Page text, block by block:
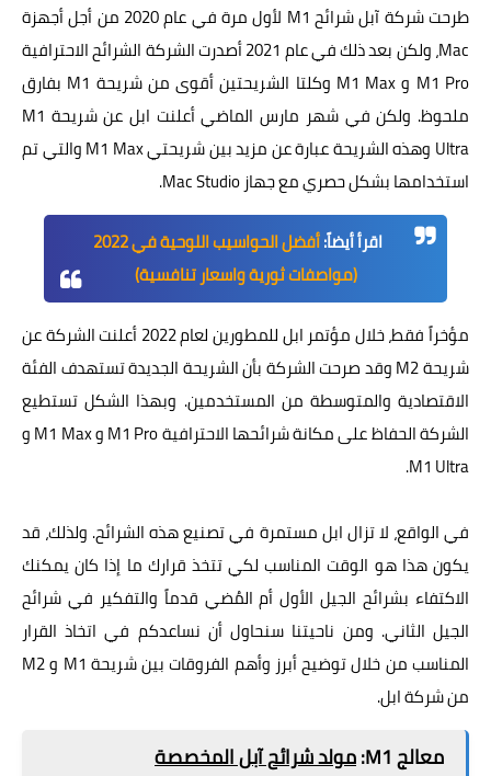
طرحت شركة آبل شرائح M1 لأول مرة في عام 2020 من أجل أجهزة
Mac، ولكن بعد ذلك في عام 2021 أصدرت الشركة الشرائح الاحترافية
M1 Pro و M1 Max وكلتا الشريحتين أقوى من شريحة M1 بفارق
ملحوظ. ولكن في شهر مارس الماضي أعلنت ابل عن شريحة M1
Ultra وهذه الشريحة عبارة عن مزيد بين شريحتي M1 Max والتي تم
استخدامها بشكل حصري مع جهاز Mac Studio.
اقرأ أيضاً:
أفضل الحواسيب اللوحية في 2022
(مواصفات ثورية واسعار تنافسية)
مؤخراً فقط، خلال مؤتمر ابل للمطورين لعام 2022 أعلنت الشركة عن
شريحة M2 وقد صرحت الشركة بأن الشريحة الجديدة تستهدف الفئة
الاقتصادية والمتوسطة من المستخدمين. وبهذا الشكل تستطيع
الشركة الحفاظ على مكانة شرائحها الاحترافية M1 Pro و M1 Max و
M1 Ultra.
في الواقع، لا تزال ابل مستمرة في تصنيع هذه الشرائح. ولذلك، قد
يكون هذا هو الوقت المناسب لكي تتخذ قرارك ما إذا كان يمكنك
الاكتفاء بشرائح الجيل الأول أم المُضي قدماً والتفكير في شرائح
الجيل الثاني. ومن ناحيتنا سنحاول أن نساعدكم في اتخاذ القرار
المناسب من خلال توضيح أبرز وأهم الفروقات بين شريحة M1 و M2
من شركة ابل.
معالج M1: مولد شرائح آبل المخصصة